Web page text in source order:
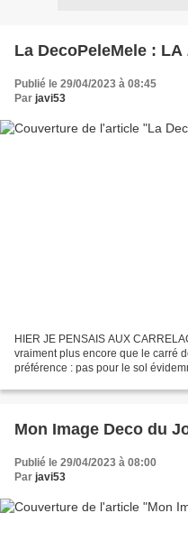
La DecoPeleMele : LA
Publié le 29/04/2023 à 08:45
Par javi53
HIER JE PENSAIS AUX
vraiment plus encore que le carré
préférence : pas pour le sol
Mon Image Deco du
Publié le 29/04/2023 à 08:00
Par javi53